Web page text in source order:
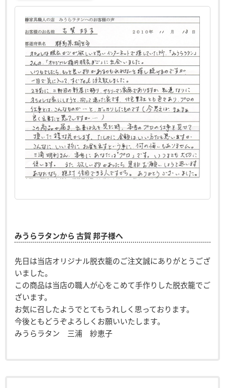
みうらラタンから 古賀 邦子様へ
先日は当店オリジナル脱衣籠のご注文誠にありがとうござ
いました。
この商品は当店の職人が心をこめて手作りした脱衣籠でご
ざいます。
お気に召したようでとてもうれしく思っております。
今後ともどうぞよろしくお願いいたします。
みうらラタン 三浦 紗恵子